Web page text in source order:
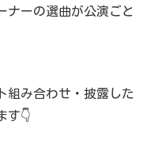
ナーの選曲が公演ごと
組み合わせ・披露した
す👇